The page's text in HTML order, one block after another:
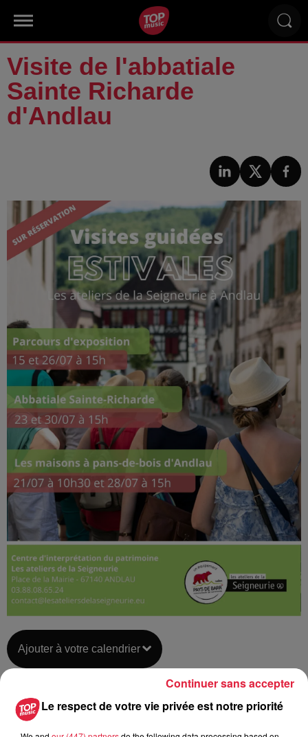
Visite de l'abbatiale
Sainte Richarde
d'Andlau
Ajouter à votre calendrier
du6 août 2020 à 0h00
Le respect de votre vie privée est notre priorité
Continuer sans accepter